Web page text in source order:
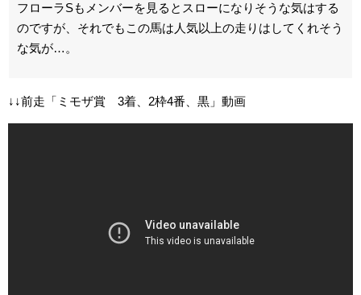
フローラSもメンバーを見るとスローになりそうな気はする
のですが、それでもこの馬は人気以上の走りはしてくれそう
な気が…。
↓↓前走「ミモザ賞 3着、2枠4番、黒」動画